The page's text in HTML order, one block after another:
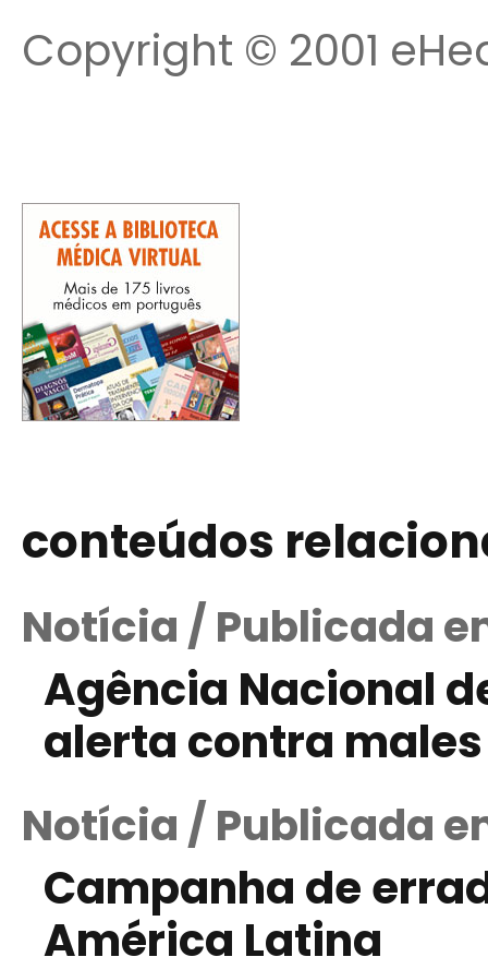
Copyright © 2001
conteúdos
Notícia / Publicada
Agência Nacional
alerta contra
Notícia / Publicada
Campanha de
América Latina